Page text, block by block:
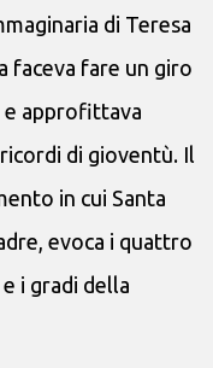
di Teresa
faceva fare un giro
e approfittava
di gioventù. Il
in cui Santa
evoca i quattro
i gradi della